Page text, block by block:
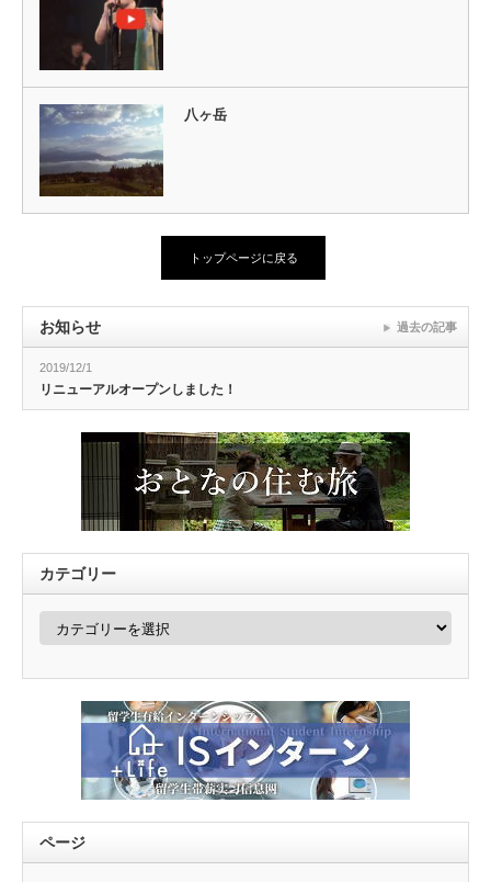
八ヶ岳
トップページに戻る
お知らせ
2019/12/1
リニューアルオープンしました！
過去の記事
カテゴリー
カ
ー
ページ